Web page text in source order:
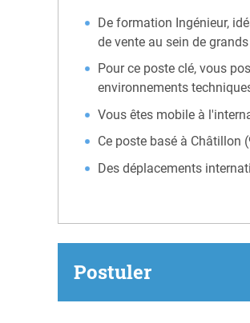
De formation Ingénieur,
de vente au sein de
Pour ce poste clé, vous
environnements
Vous êtes mobile à
Ce poste basé à Châtillon
Des déplacements
Postuler